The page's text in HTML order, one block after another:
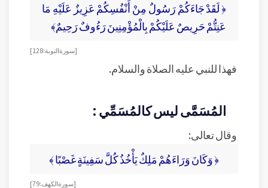
﴿ لَقَدْ جَاءَكُمْ رَسُولٌ مِنْ أَنْفُسِكُمْ عَزِيزٌ عَلَيْهِ مَا
عَنِتُّمْ حَرِيصٌ عَلَيْكُمْ بِالْمُؤْمِنِينَ رَءُوفٌ رَحِيمٌ﴾
[ سورة التوبة: 128 ]
فهذا للنبي عليه الصلاة والسلام.
المُسَمَّى ليس كالمُسَمِّي :
وقال تعالى:
﴿ وَكَانَ وَرَاءَهُمْ مَلِكٌ يَأْخُذُ كُلَّ سَفِينَةٍ غَصْبًا ﴾
[ سورة الكهف: 79 ]